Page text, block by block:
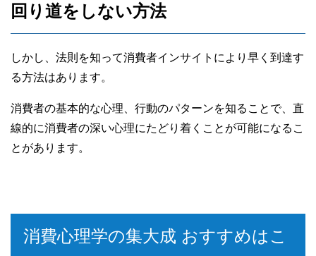
回り道をしない方法
しかし、法則を知って消費者インサイトにより早く到達す
る方法はあります。
消費者の基本的な心理、行動のパターンを知ることで、直
線的に消費者の深い心理にたどり着くことが可能になるこ
とがあります。
消費心理学の集大成 おすすめはこ